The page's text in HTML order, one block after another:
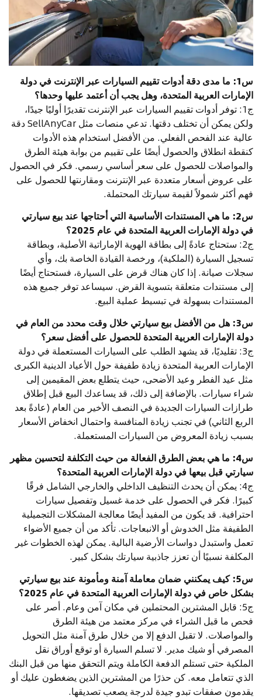
س1: ما مدى دقة أدوات تقييم السيارات عبر الإنترنت في دولة
الإمارات العربية المتحدة، وهل يجب أن أعتمد عليها وحدها؟
ج1: توفر أدوات تقييم السيارات عبر الإنترنت تقديرًا أوليًا جيدًا،
ولكن يمكن أن تختلف دقتها. تدعي منصات مثل SellAnyCar دقة
عالية عند الفحص الفعلي. من الأفضل استخدام هذه الأدوات
كنقطة انطلاق والحصول أيضًا على تقييم من بوابة هيئة الطرق
والمواصلات للحصول على سعر أساسي رسمي. فكر في الحصول
على عروض أسعار متعددة عبر الإنترنت ومقارنتها للحصول على
فهم أكثر شمولاً لقيمة سيارتك المحتملة.
س2: ما هي المستندات الأساسية التي أحتاجها عند بيع سيارتي
في دولة الإمارات العربية المتحدة في عام 2025؟
ج2: ستحتاج عادةً إلى بطاقة الهوية الإماراتية الأصلية، وبطاقة
تسجيل السيارة (الملكية)، ورخصة القيادة الخاصة بك، وأي
سجلات صيانة. إذا كان هناك قرض على السيارة، فستحتاج أيضًا
إلى مستندات متعلقة بتسوية القرض. سيساعد توفر جميع هذه
المستندات بسهولة في تبسيط عملية البيع.
س3: هل من الأفضل بيع سيارتي خلال وقت محدد من العام في
دولة الإمارات العربية المتحدة للحصول على أفضل سعر؟
ج3: تقليديًا، قد يشهد الطلب على السيارات المستعملة في دولة
الإمارات العربية المتحدة زيادة طفيفة حول الأعياد الدينية الكبرى
مثل عيد الفطر وعيد الأضحى، حيث يتطلع بعض المقيمين إلى
شراء سيارات. بالإضافة إلى ذلك، قد يساعدك البيع قبل إطلاق
طرازات السيارات الجديدة في النصف الأخير من العام (عادةً بعد
الربع الثاني) في تجنب زيادة المنافسة واحتمال انخفاض الأسعار
بسبب زيادة المعروض من السيارات المستعملة.
س4: ما هي بعض الطرق الفعالة من حيث التكلفة لتحسين مظهر
سيارتي قبل بيعها في دولة الإمارات العربية المتحدة؟
ج4: يمكن أن يحدث التنظيف الداخلي والخارجي الشامل فرقًا
كبيرًا. فكر في الحصول على خدمة غسيل وتفصيل سيارات
احترافية. قد يكون من المفيد أيضًا معالجة المشكلات التجميلية
الطفيفة مثل الخدوش أو الانبعاجات. تأكد من أن جميع الأضواء
تعمل واستبدل دواسات الأرضية البالية. يمكن لهذه الخطوات غير
المكلفة نسبيًا أن تعزز جاذبية سيارتك بشكل كبير.
س5: كيف يمكنني ضمان معاملة آمنة ومأمونة عند بيع سيارتي
بشكل خاص في دولة الإمارات العربية المتحدة في عام 2025؟
ج5: قابل المشترين المحتملين في مكان آمن وعام. أصر على
فحص ما قبل الشراء في مركز معتمد من هيئة الطرق
والمواصلات. لا تقبل الدفع إلا من خلال طرق آمنة مثل التحويل
المصرفي أو شيك مدير. لا تسلم السيارة أو توقع أوراق نقل
الملكية حتى تستلم الدفعة الكاملة ويتم التحقق منها من قبل البنك
الذي تتعامل معه. كن حذرًا من المشترين الذين يضغطون عليك أو
يقدمون صفقات تبدو جيدة لدرجة يصعب تصديقها.